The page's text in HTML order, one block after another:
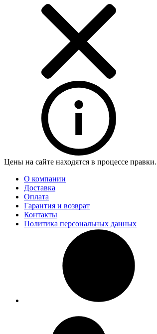
Цены на сайте находятся в процессе
О компании
Доставка
Оплата
Гарантия и возврат
Контакты
Политика персональных данных